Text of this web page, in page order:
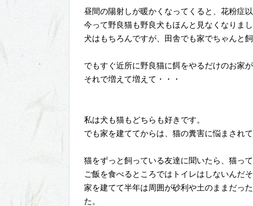
昼間の陽射しが暖かくなってくると、花粉症
今って野良猫も野良犬もほんと見なくなりまし
犬はもちろんですが、田舎でも家でちゃんと
でもすぐ近所に野良猫に餌をやるだけのお家が
それで増えて増えて・・・
私は犬も猫もどちらも好きです。
でも家を建ててからは、猫の糞害に悩まされて
猫をずっと飼っている友達に聞いたら、猫っ
ご飯を食べるところではトイレはしないんだそ
家を建てて半年は周囲が砂利や土のままだっ
た。